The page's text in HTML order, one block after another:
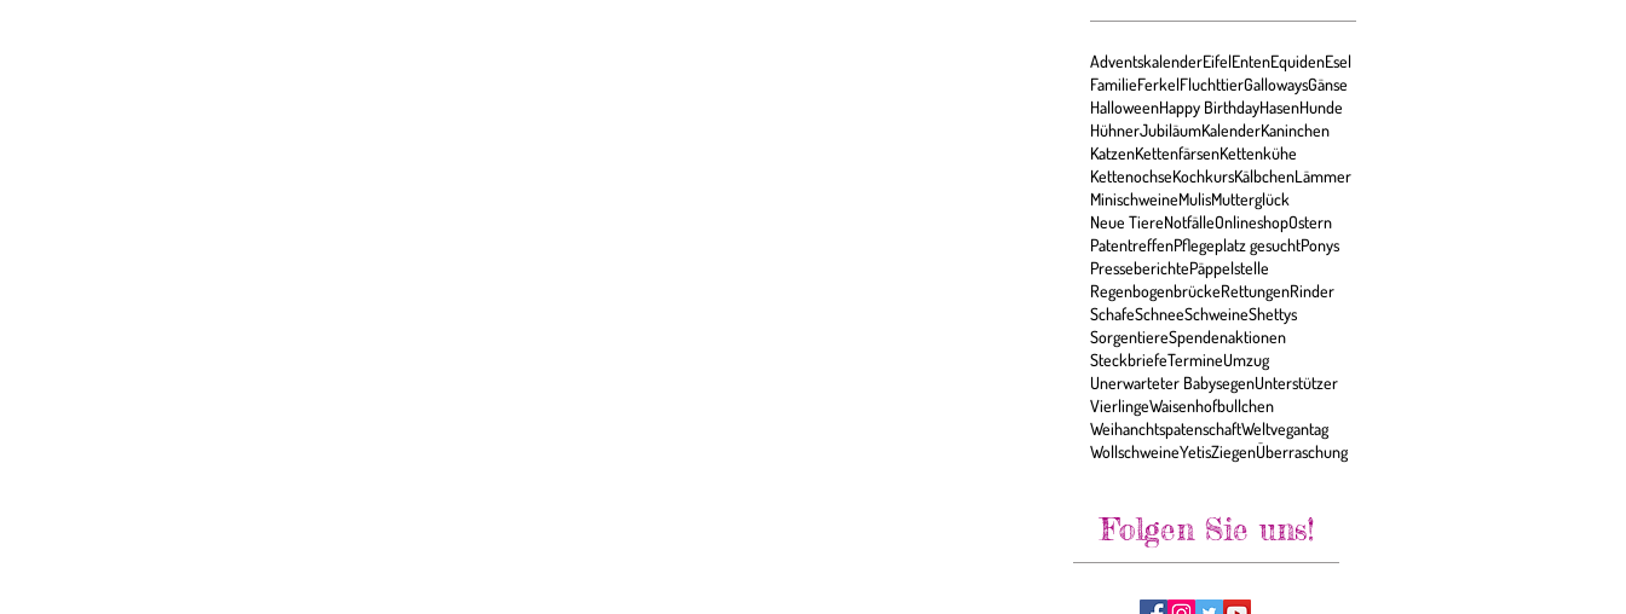
AdventskalenderEifelEntenEquidenEsel
FamilieFerkelFluchttierGallowaysGänse
HalloweenHappy BirthdayHasenHunde
HühnerJubiläumKalenderKaninchen
KatzenKettenfärsenKettenkühe
KettenochseKochkursKälbchenLämmer
MinischweineMulisMutterglück
Neue TiereNotfälleOnlineshopOstern
PatentreffenPflegeplatz gesuchtPonys
PresseberichtePäppelstelle
RegenbogenbrückeRettungenRinder
SchafeSchneeSchweineShettys
SorgentiereSpendenaktionen
SteckbriefeTermineUmzug
Unerwarteter BabysegenUnterstützer
VierlingeWaisenhofbullchen
WeihanchtspatenschaftWeltvegantag
WollschweineYetisZiegenÜberraschung
Folgen Sie uns!